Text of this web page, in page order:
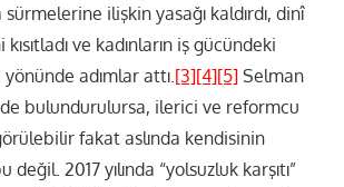
sürmelerine ilişkin yasağı kaldırdı, dinî
ve kadınların iş gücündeki
yönünde adımlar attı. [3][4][5]Selman
bulundurulursa, ilerici ve reformcu
fakat aslında kendisinin
değil. 2017 yılında “yolsuzluk karşıtı”